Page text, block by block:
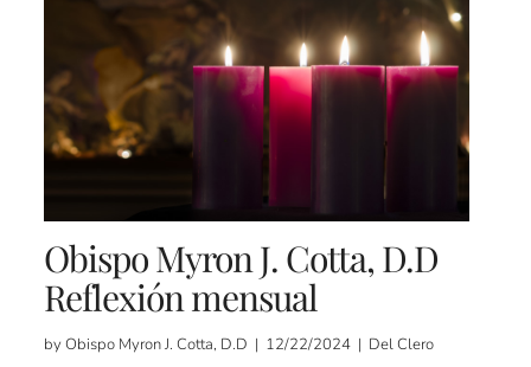
Obispo Myron J. Cotta, D.D
Reflexión mensual
by Obispo Myron J. Cotta, D.D | 12/22/2024 | Del Clero